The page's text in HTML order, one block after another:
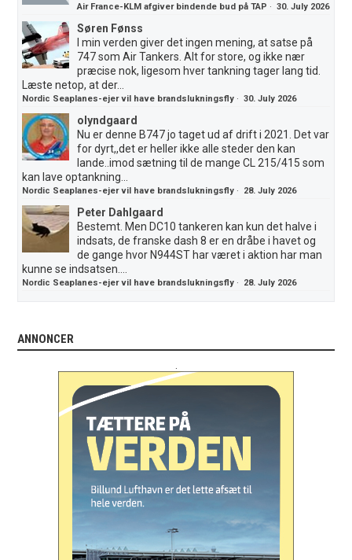
Air France-KLM afgiver bindende bud på TAP ·30. July 2026
Søren Fønss
I min verden giver det ingen mening, at satse på
747 som Air Tankers. Alt for store, og ikke nær
præcise nok, ligesom hver tankning tager lang tid.
Læste netop, at der...
Nordic Seaplanes-ejer vil have brandslukningsfly ·30. July 2026
olyndgaard
Nu er denne B747 jo taget ud af drift i 2021. Det var
for dyrt,,det er heller ikke alle steder den kan
lande..imod sætning til de mange CL 215/415 som
kan lave optankning...
Nordic Seaplanes-ejer vil have brandslukningsfly · 28. July 2026
Peter Dahlgaard
Bestemt. Men DC10 tankeren kan kun det halve i
indsats, de franske dash 8 er en dråbe i havet og
de gange hvor N944ST har været i aktion har man
kunne se indsatsen....
Nordic Seaplanes-ejer vil have brandslukningsfly · 28. July 2026
ANNONCER